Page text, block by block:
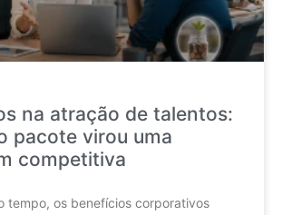
na atração de talentos:
pacote virou uma
competitiva
tempo, os benefícios corporativos